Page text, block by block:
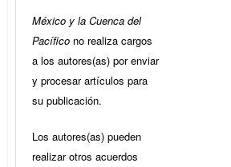
México y la Cuenca del
Pacífico no realiza cargos
a los autores(as) por enviar
y procesar artículos para
su publicación.
Los autores(as) pueden
realizar otros acuerdos